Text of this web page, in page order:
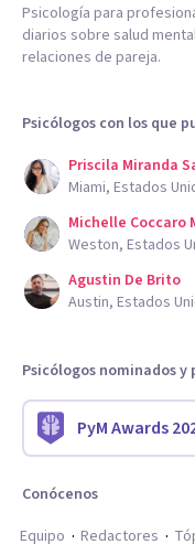
Psicología para
diarios sobre salud
relaciones de pareja.
Psicólogos con los que
Priscila Miranda
Miami, Estados
Michelle Coccaro
Weston, Estados
Agustin De Brito
Austin, Estados
Psicólogos nominados y
PyM Awards
Conócenos
Equipo
Redactores